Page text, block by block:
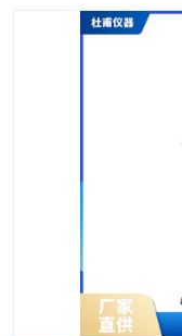
高温循环油浴锅母